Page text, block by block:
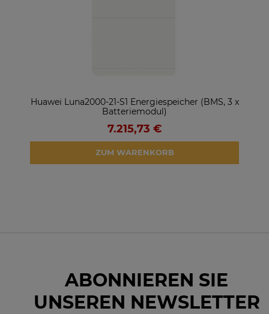
Huawei Luna2000-21-S1 Energiespeicher (BMS, 3 x
Batteriemodul)
7.215,73 €
ZUM WARENKORB
ABONNIEREN SIE
UNSEREN NEWSLETTER